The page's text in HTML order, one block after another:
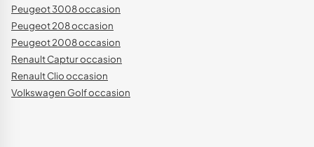
Peugeot 3008 occasion
Peugeot 208 occasion
Peugeot 2008 occasion
Renault Captur occasion
Renault Clio occasion
Volkswagen Golf occasion